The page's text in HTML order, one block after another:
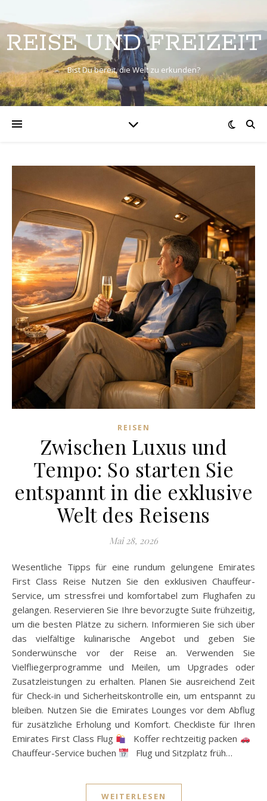
REISE UND FREIZEIT
Bist Du bereit, die Welt zu erkunden?
REISEN
Zwischen Luxus und
Tempo: So starten Sie
entspannt in die exklusive
Welt des Reisens
Mai 28, 2026
Wesentliche Tipps für eine rundum gelungene Emirates
First Class Reise Nutzen Sie den exklusiven Chauffeur-
Service, um stressfrei und komfortabel zum Flughafen zu
gelangen. Reservieren Sie Ihre bevorzugte Suite frühzeitig,
um die besten Plätze zu sichern. Informieren Sie sich über
das vielfältige kulinarische Angebot und geben Sie
Sonderwünsche vor der Reise an. Verwenden Sie
Vielfliegerprogramme und Meilen, um Upgrades oder
Zusatzleistungen zu erhalten. Planen Sie ausreichend Zeit
für Check-in und Sicherheitskontrolle ein, um entspannt zu
bleiben. Nutzen Sie die Emirates Lounges vor dem Abflug
für zusätzliche Erholung und Komfort. Checkliste für Ihren
Emirates First Class Flug
Koffer rechtzeitig packen
Chauffeur-Service buchen
Flug und Sitzplatz früh…
WEITERLESEN